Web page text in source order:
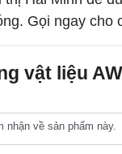
Gọi ngay cho
vật liệu